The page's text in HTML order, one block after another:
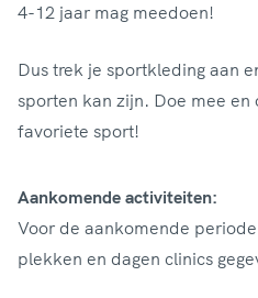
4-12 jaar mag meedoen!
Dus trek je sportkleding aan
sporten kan zijn. Doe mee en
favoriete sport!
Aankomende activiteiten:
Voor de aankomende
plekken en dagen clinics